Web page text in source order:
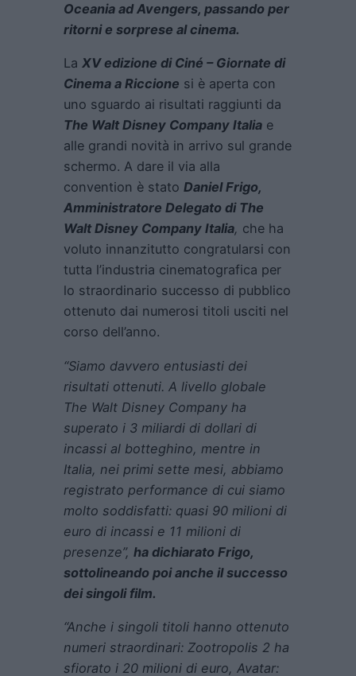
Oceania ad Avengers, passando per
ritorni e sorprese al cinema.
La XV edizione di Ciné – Giornate di
Cinema a Riccione si è aperta con
uno sguardo ai risultati raggiunti da
The Walt Disney Company Italia e
alle grandi novità in arrivo sul grande
schermo. A dare il via alla
convention è stato Daniel Frigo,
Amministratore Delegato di The
Walt Disney Company Italia, che ha
voluto innanzitutto congratularsi con
tutta l’industria cinematografica per
lo straordinario successo di pubblico
ottenuto dai numerosi titoli usciti nel
corso dell’anno.
“Siamo davvero entusiasti dei
risultati ottenuti. A livello globale
The Walt Disney Company ha
superato i 3 miliardi di dollari di
incassi al botteghino, mentre in
Italia, nei primi sette mesi, abbiamo
registrato performance di cui siamo
molto soddisfatti: quasi 90 milioni di
euro di incassi e 11 milioni di
presenze”, ha dichiarato Frigo,
sottolineando poi anche il successo
dei singoli film.
“Anche i singoli titoli hanno ottenuto
numeri straordinari: Zootropolis 2 ha
sfiorato i 20 milioni di euro, Avatar: